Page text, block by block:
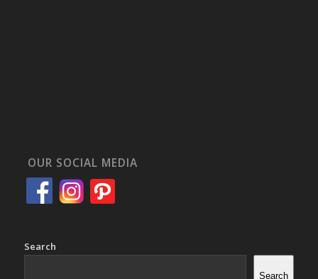
OUR SOCIAL MEDIA
Search
Search